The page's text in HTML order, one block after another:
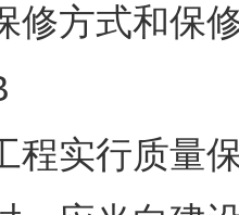
修方式和保
程实行质量